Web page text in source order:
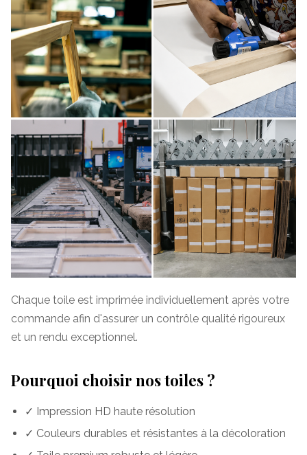
Chaque toile est imprimée individuellement après votre
commande afin d'assurer un contrôle qualité rigoureux
et un rendu exceptionnel.
Pourquoi choisir nos toiles ?
✓ Impression HD haute résolution
✓ Couleurs durables et résistantes à la décoloration